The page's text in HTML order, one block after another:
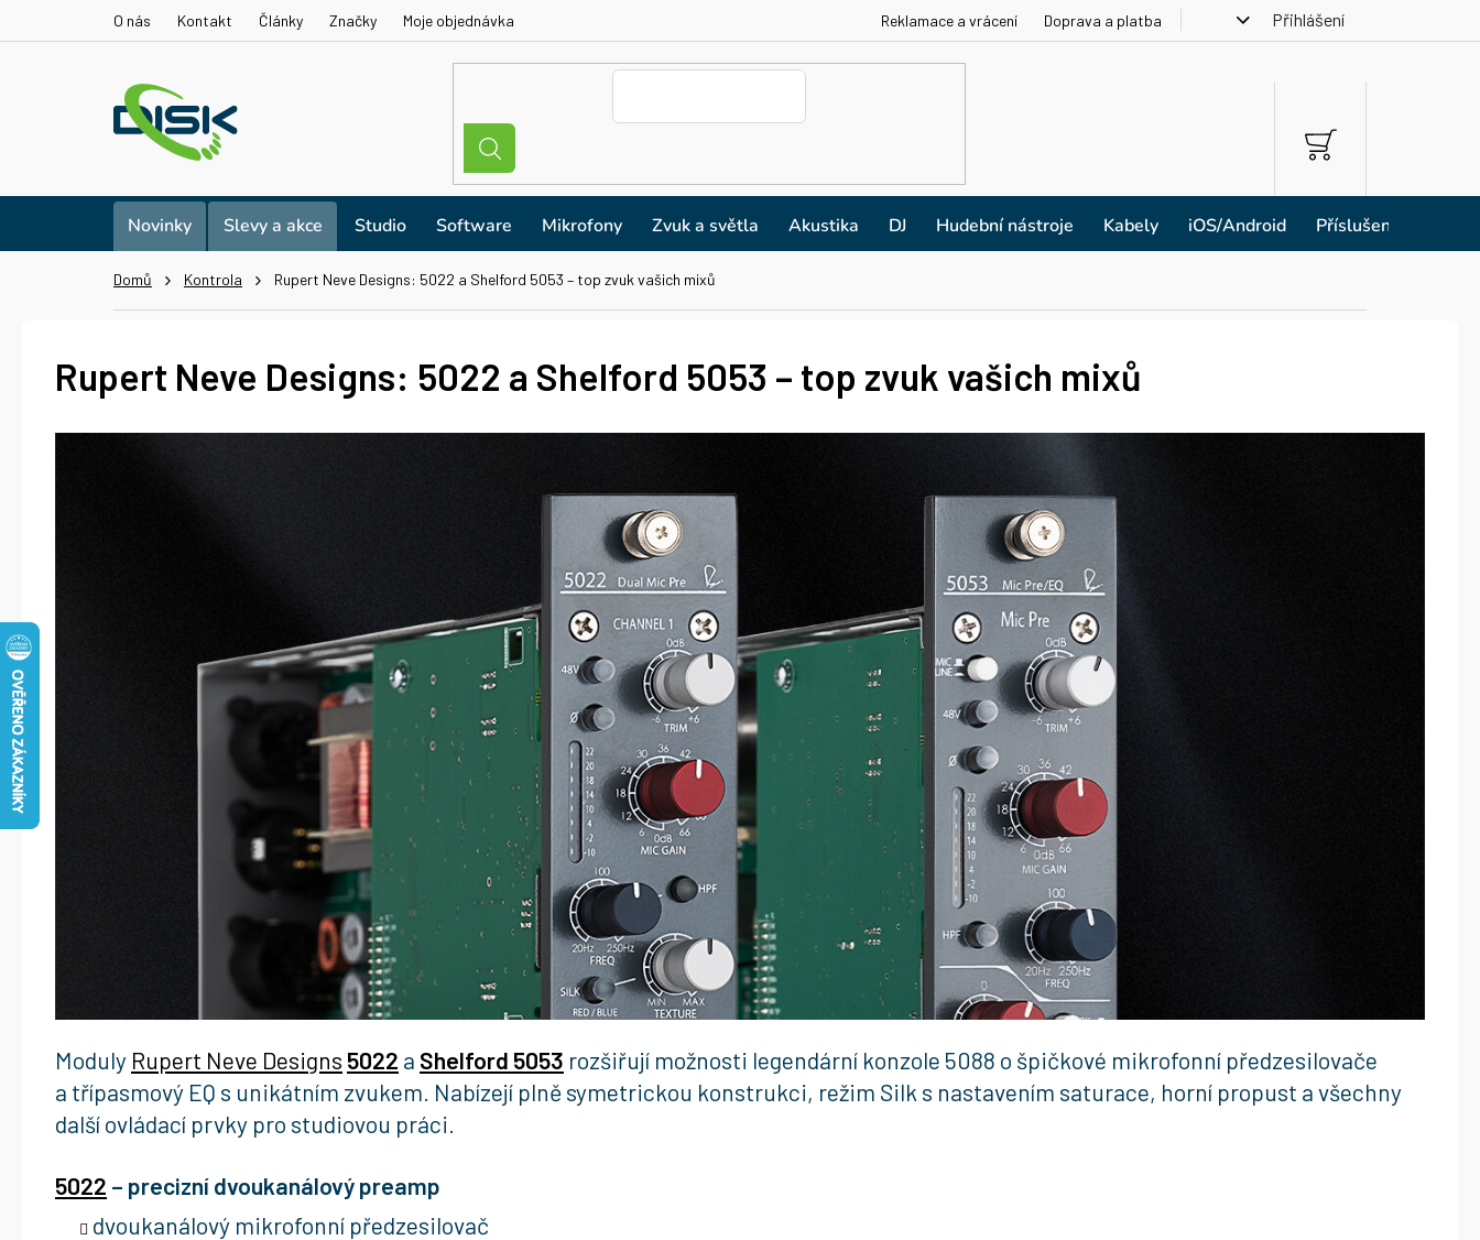
O nás Kontakt Články Značky Moje objednávka Reklamace a vrácení Doprava a platba Přihlášení
NÁKUPNÍ
KOŠÍK
Novinky Slevy a akce Studio Software Mikrofony Zvuk a světla Akustika DJ Hudební nástroje Kabely iOS/Android Příslušenství
Domů Kontrola Rupert Neve Designs: 5022 a Shelford 5053 – top zvuk vašich mixů
Rupert Neve Designs: 5022 a Shelford 5053 – top zvuk vašich mixů
Moduly Rupert Neve Designs 5022 a Shelford 5053 rozšiřují možnosti legendární konzole 5088 o špičkové mikrofonní předzesilovače
a třípasmový EQ s unikátním zvukem. Nabízejí plně symetrickou konstrukci, režim Silk s nastavením saturace, horní propust a všechny
další ovládací prvky pro studiovou práci.
5022 – precizní dvoukanálový preamp
dvoukanálový mikrofonní předzesilovač